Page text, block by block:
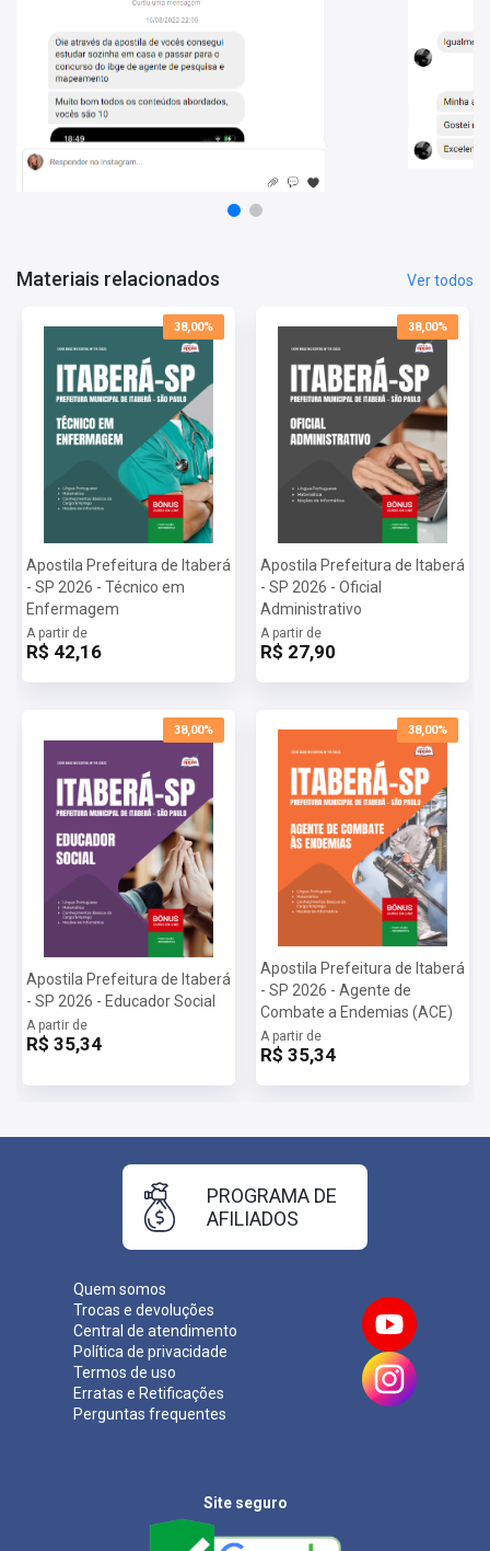
Matérias da Apostila:
Matemática
Conhecimentos Básicos do Cargo/Emprego
Noções de Informática
Informações Sobre o Concurso Prefeitura Municipal de
Itaberá - SP - 2025:
Vagas: Cadastro Reserva
Prova: Data não informada
Materiais relacionados Ver todos
38,00%
Apostila Prefeitura de Itaberá
- SP 2026 - Técnico em
Enfermagem
A partir de
R$ 42,16
38,00%
Apostila Prefeitura de Itaberá
- SP 2026 - Oficial
Administrativo
A partir de
R$ 27,90
38,00%
Apostila Prefeitura de Itaberá
- SP 2026 - Educador Social
A partir de
R$ 35,34
38,00%
Apostila Prefeitura de Itaberá
- SP 2026 - Agente de
Combate a Endemias (ACE)
A partir de
R$ 35,34
Quem somos
Trocas e devoluções
Central de atendimento
Política de privacidade
Termos de uso
Erratas e Retificações
Perguntas frequentes
PROGRAMA DE
AFILIADOS
Site seguro